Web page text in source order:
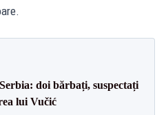
doi bărbați, suspectați
lui Vučić